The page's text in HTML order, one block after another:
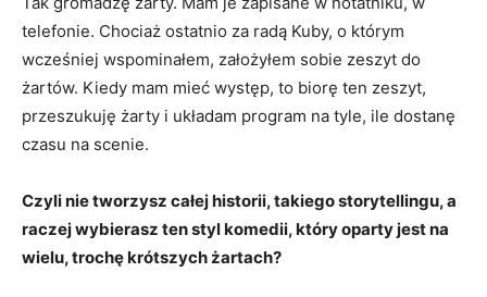
telefonie. Chociaż ostatnio za radą Kuby, o którym
wcześniej wspominałem, założyłem sobie zeszyt do
żartów. Kiedy mam mieć występ, to biorę ten zeszyt,
przeszukuję żarty i układam program na tyle, ile dostanę
czasu na scenie.
Czyli nie tworzysz całej historii, takiego storytellingu, a
raczej wybierasz ten styl komedii, który oparty jest na
wielu, trochę krótszych żartach?